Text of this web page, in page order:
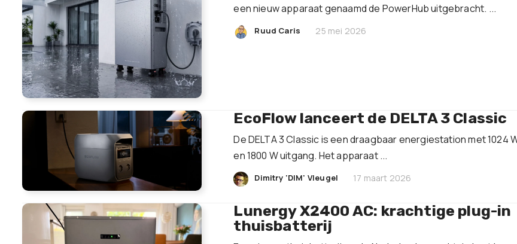
een nieuw apparaat genaamd de PowerHub uitgebracht. ...
Ruud Caris 25 mei 2026
EcoFlow lanceert de DELTA 3 Classic
De DELTA 3 Classic is een draagbaar energiestation met 1024
en 1800 W uitgang. Het apparaat ...
Dimitry 'DIM' Vleugel 17 maart 2026
Lunergy X2400 AC: krachtige plug-in
thuisbatterij